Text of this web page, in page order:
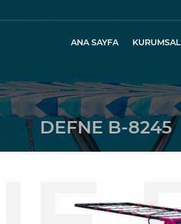
ANA SAYFA KURUMSAL
DEFNE B-8245